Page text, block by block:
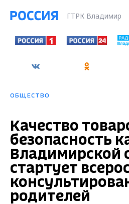
ГТРК Владимир
ОБЩЕСТВО
Качество
безопасность
Владимирской
стартует
родителей